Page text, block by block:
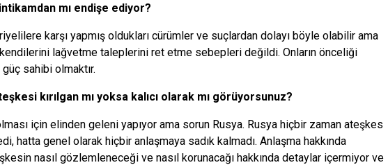
mı endişe ediyor?
karşı yapmış oldukları cürümler ve suçlardan dolayı böyle olabilir ama
lağvetme taleplerini ret etme sebepleri değildi. Onların önceliği
sahibi olmaktır.
kırılgan mı yoksa kalıcı olarak mı görüyorsunuz?
için elinden geleni yapıyor ama sorun Rusya. Rusya hiçbir zaman ateşkes
hatta genel olarak hiçbir anlaşmaya sadık kalmadı. Anlaşma hakkında
nasıl gözlemleneceği ve nasıl korunacağı hakkında detaylar içermiyor ve